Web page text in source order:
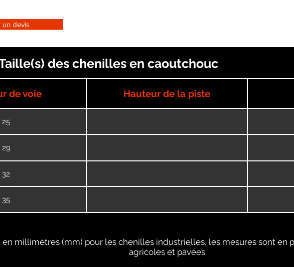
un devis
des chenilles en caoutchouc
de voie Hauteur de la piste
25
29
32
35
en millimètres (mm) pour les chenilles industrielles, les mesures sont en
agricoles et pavées.